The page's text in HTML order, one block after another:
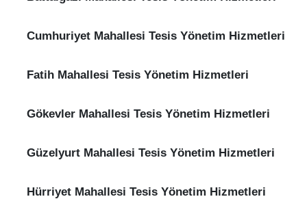
Cumhuriyet Mahallesi Tesis Yönetim Hizmetleri
Fatih Mahallesi Tesis Yönetim Hizmetleri
Gökevler Mahallesi Tesis Yönetim Hizmetleri
Güzelyurt Mahallesi Tesis Yönetim Hizmetleri
Hürriyet Mahallesi Tesis Yönetim Hizmetleri